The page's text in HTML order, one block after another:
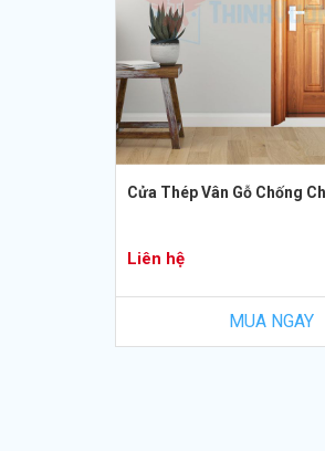
Cửa Thép Vân Gỗ Chống
Liên hệ
MUA NGAY